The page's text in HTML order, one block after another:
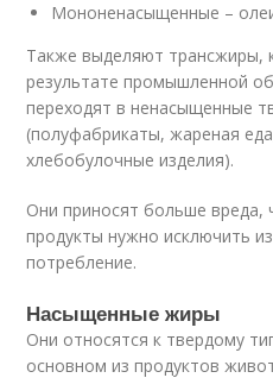
Мононенасыщенные –
Также выделяют трансжиры,
результате промышленной
переходят в ненасыщенные
(полуфабрикаты, жареная
хлебобулочные изделия).
Они приносят больше вреда,
продукты нужно исключить
потребление.
Насыщенные жиры
Они относятся к твердому
основном из продуктов